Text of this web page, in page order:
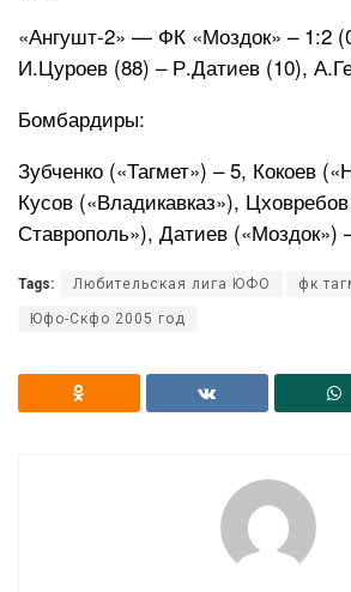
«Ангушт-2» — ФК «Моздок» – 1:2
И.Цуроев (88) – Р.Датиев (10),
Бомбардиры:
Зубченко («Тагмет») – 5, Кокоев
Кусов («Владикавказ»),
Ставрополь»), Датиев («Моздок»)
Tags: Любительская лига ЮФО фк
Юфо-Скфо 2005 год